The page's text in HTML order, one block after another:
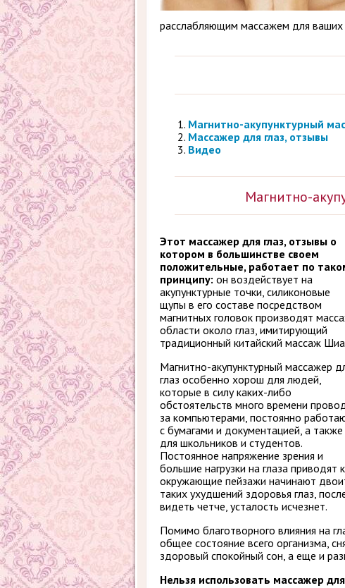
расслабляющим массажем для ваших
Магнитно-акупунктурный
Массажер для глаз, отзывы
Видео
Магнитно-
Этот массажер для глаз, отзывы о
котором в большинстве своем
положительные, работает по
принципу: он воздействует на
акупунктурные точки, силиконовые
щупы в его составе посредством
магнитных головок производят
области около глаз, имитирующий
традиционный китайский массаж
Магнитно-акупунктурный массажер
глаз особенно хорош для людей,
которые в силу каких-либо
обстоятельств много времени
за компьютерами, постоянно
с бумагами и документацией, а также
для школьников и студентов.
Постоянное напряжение зрения и
большие нагрузки на глаза
окружающие пейзажи начинают
таких ухудшений здоровья глаз,
видеть четче, усталость исчезнет.
Помимо благотворного влияния на
общее состояние всего организма,
здоровый спокойный сон, а еще и
Нельзя использовать массажер для